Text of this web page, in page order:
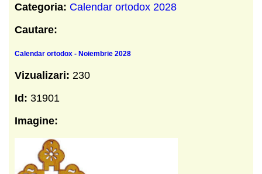
Categoria: Calendar ortodox 2028
Cautare:
Calendar ortodox - Noiembrie 2028
Vizualizari: 230
Id: 31901
Imagine: